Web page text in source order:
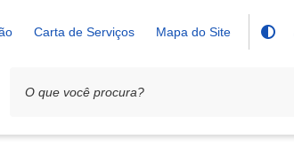
Carta de Serviços Mapa do Site